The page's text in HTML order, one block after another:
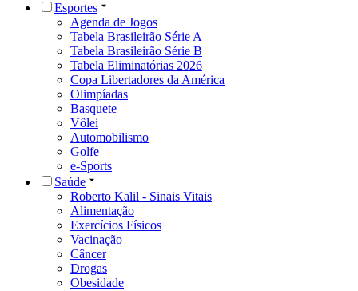
Esportes
Agenda de Jogos
Tabela Brasileirão Série A
Tabela Brasileirão Série B
Tabela Eliminatórias 2026
Copa Libertadores da América
Olimpíadas
Basquete
Vôlei
Automobilismo
Golfe
e-Sports
Saúde
Roberto Kalil - Sinais Vitais
Alimentação
Exercícios Físicos
Vacinação
Câncer
Drogas
Obesidade